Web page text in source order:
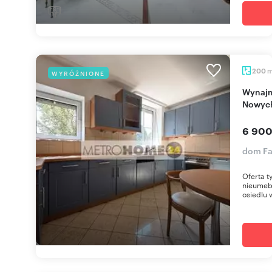
WYRÓŻNIONE 200
Wynajmę przestronny dom 200 m² w Falentach
6
dom
Oferta
osiedlu